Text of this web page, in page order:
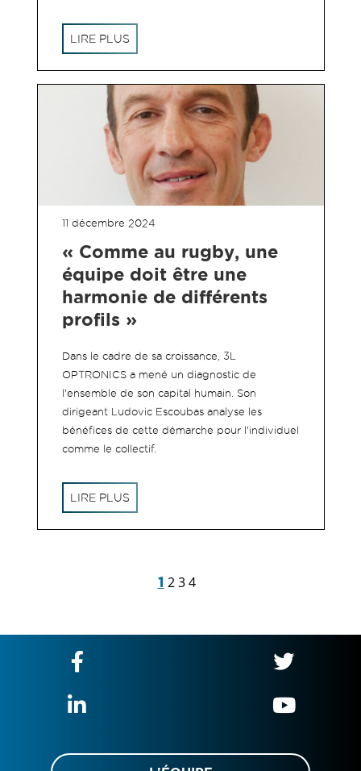
LIRE PLUS
11 décembre 2024
« Comme au rugby, une
équipe doit être une
harmonie de différents
profils »
Dans le cadre de sa croissance, 3L
OPTRONICS a mené un diagnostic de
l'ensemble de son capital humain. Son
dirigeant Ludovic Escoubas analyse les
bénéfices de cette démarche pour l'individuel
comme le collectif.
LIRE PLUS
1 2 3 4